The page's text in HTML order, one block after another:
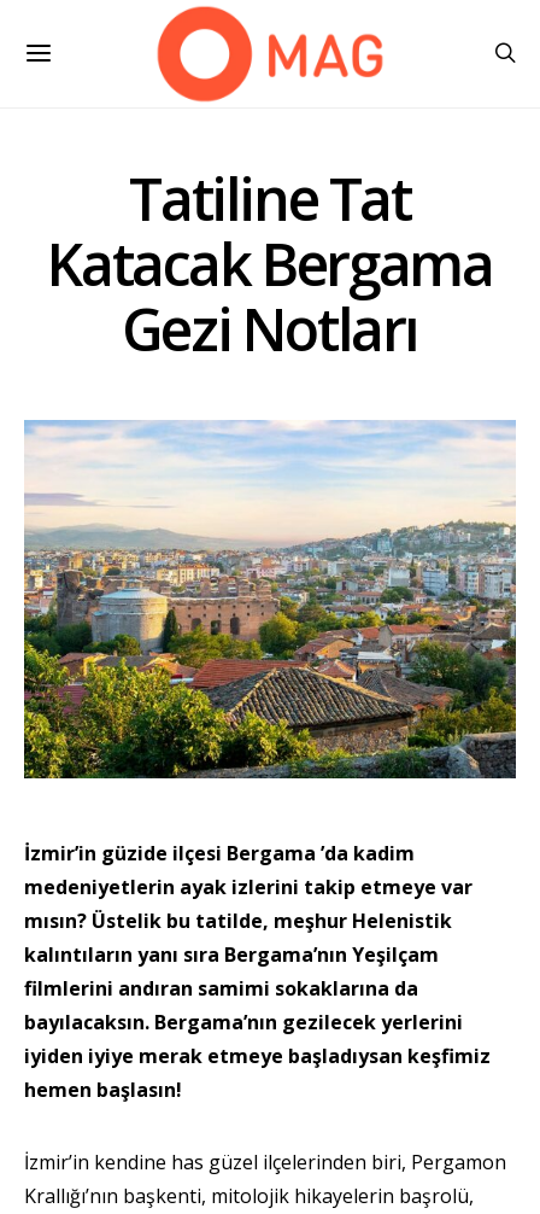
Tatiline Tat
Katacak Bergama
Gezi Notları
İzmir’in güzide ilçesi Bergama ’da kadim
medeniyetlerin ayak izlerini takip etmeye var
mısın? Üstelik bu tatilde, meşhur Helenistik
kalıntıların yanı sıra Bergama’nın Yeşilçam
filmlerini andıran samimi sokaklarına da
bayılacaksın. Bergama’nın gezilecek yerlerini
iyiden iyiye merak etmeye başladıysan keşfimiz
hemen başlasın!
İzmir’in kendine has güzel ilçelerinden biri, Pergamon
Krallığı’nın başkenti, mitolojik hikayelerin başrolü,